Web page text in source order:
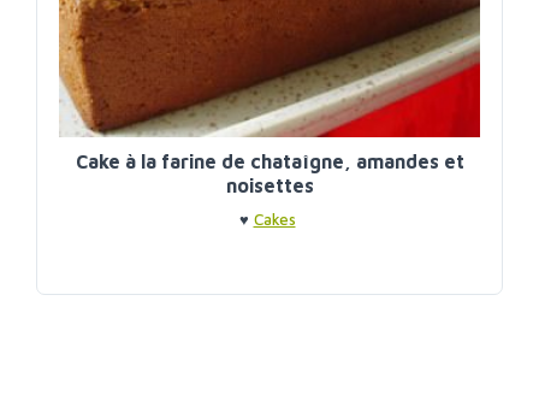
Cake à la farine de chataîgne, amandes et
noisettes
♥ Cakes